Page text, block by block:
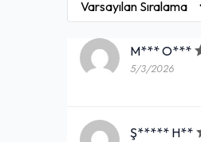
M*** O***
5/3/2026
Ş***** H**